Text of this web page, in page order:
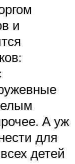
и
А уж
для
детей